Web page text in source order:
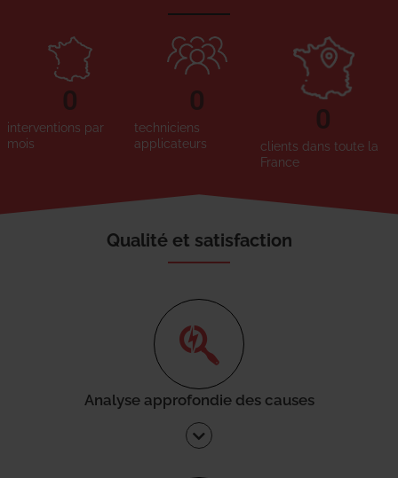
interventions par
mois
0
techniciens
applicateurs
0
clients dans toute la
France
0
Qualité et satisfaction
Analyse approfondie des causes